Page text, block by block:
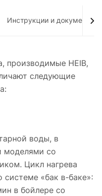
Инструкции и документы
производимые HEIB,
следующие
воды, в
моделями со
Цикл нагрева
«бак в-баке»:
в бойлере со